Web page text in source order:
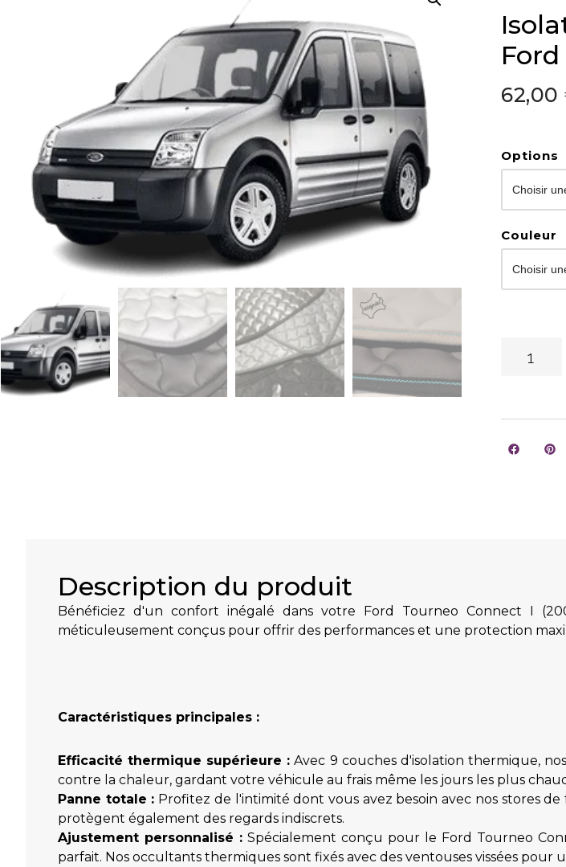
62,00
Options
Couleur
Description du produit
Bénéficiez d'un confort inégalé dans votre Ford Tourneo Connect I
méticuleusement conçus pour offrir des performances et une protection
Caractéristiques principales :
Efficacité thermique supérieure : Avec 9 couches d'isolation thermique,
contre la chaleur, gardant votre véhicule au frais même les jours les plus
Panne totale : Profitez de l'intimité dont vous avez besoin avec nos stores
protègent également des regards indiscrets.
Ajustement personnalisé : Spécialement conçu pour le Ford Tourneo
parfait. Nos occultants thermiques sont fixés avec des ventouses vissées pour